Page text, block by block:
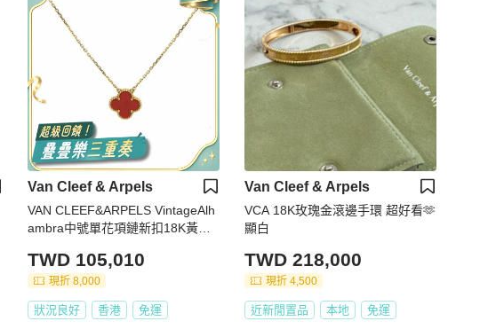
Van Cleef & Arpels
VAN CLEEF&ARPELS VintageAlh
ambra中號單花項鏈新扣18K黃金/
TWD 105,010
現折 8,000
狀況良好 香港 免運
Van Cleef & Arpels
VCA 18K玫瑰金滾邊手環 超好看🫶
顯白
TWD 218,000
現折 4,500
近新閒置品 本地 免運